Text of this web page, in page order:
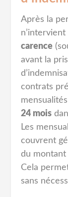
Après la
carence
avant la
contrats
24 mois
Les
couvrent
du
Cela
sans